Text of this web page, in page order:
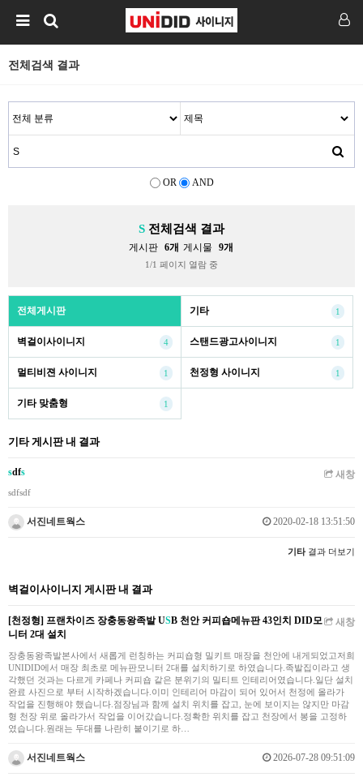
전체검색 결과
OR AND
S 전체검색 결과
게시판 6개 게시물 9개
1/1 페이지 열람 중
전체게시판 기타 1
벽걸이사이니지 4 스탠드광고사이니지 1
멀티비젼 사이니지 1 천정형 사이니지 1
기타 맞춤형 1
기타 게시판 내 결과
sdfs 새창
sdfsdf
서진네트웍스 2020-02-18 13:51:50
기타결과 더보기
벽걸이사이니지 게시판 내 결과
[천정형] 프랜차이즈 장충동왕족발 USB 천안 커피숍메뉴판 43인치 DID모
니터 2대 설치
새창
장충동왕족발본사에서 새롭게 런칭하는 커피숍형 밀키트 매장을 천안에 내게되었고저희
UNIDID에서 매장 최초로 메뉴판모니터 2대를 설치하기로 하였습니다.족발집이라고 생
각했던 것과는 다르게 카페나 커피숍 같은 분위기의 밀티트 인테리어였습니다.일단 설치
완료 사진으로 부터 시작하겠습니다.이미 인테리어 마감이 되어 있어서 천정에 올라가
작업을 진행해야 했습니다.점장님과 함께 설치 위치를 잡고, 눈에 보이지는 않지만 마감
형 천장 위로 올라가서 작업을 이어갔습니다.정확한 위치를 잡고 천장에서 봉을 고정하
였습니다.원래는 두대를 나란히 붙이기로 하…
서진네트웍스 2026-07-28 09:51:09